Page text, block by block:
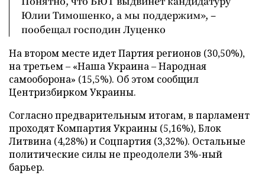
Юлии Тимошенко, а мы поддержим», –
пообещал господин Луценко
На втором месте идет Партия регионов (30,50%),
на третьем – «Наша Украина – Народная
самооборона» (15,5%). Об этом сообщил
Центризбирком Украины.
Согласно предварительным итогам, в парламент
проходят Компартия Украины (5,16%), Блок
Литвина (4,28%) и Соцпартия (3,32%). Остальные
политические силы не преодолели 3%-ный
барьер.